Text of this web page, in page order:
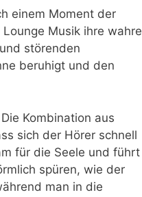
einem Moment der
Musik ihre wahre
störenden
beruhigt und den
Kombination aus
sich der Hörer schnell
für die Seele und führt
spüren, wie der
man in die